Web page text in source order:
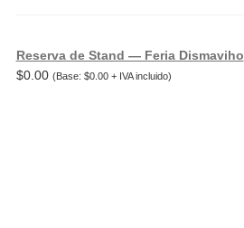
Reserva de Stand — Feria Dismaviho
$0.00 (Base: $0.00+ IVA incluido)